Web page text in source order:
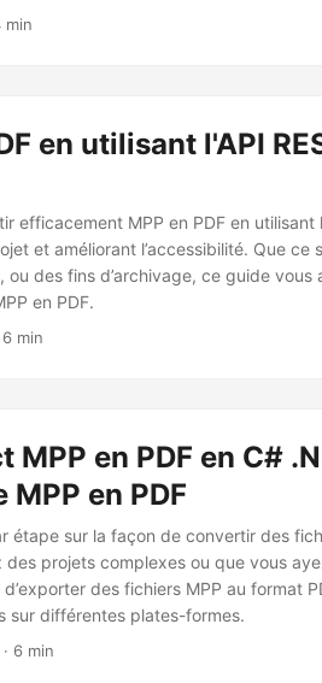
min
en utilisant l'API
MPP en PDF en utilisant
et améliorant l’accessibilité. Que ce
des fins d’archivage, ce guide vous
en PDF.
6 min
en PDF en C#
en PDF
sur la façon de convertir des
des projets complexes ou que vous
des fichiers MPP au format
sur différentes plates-formes.
6 min